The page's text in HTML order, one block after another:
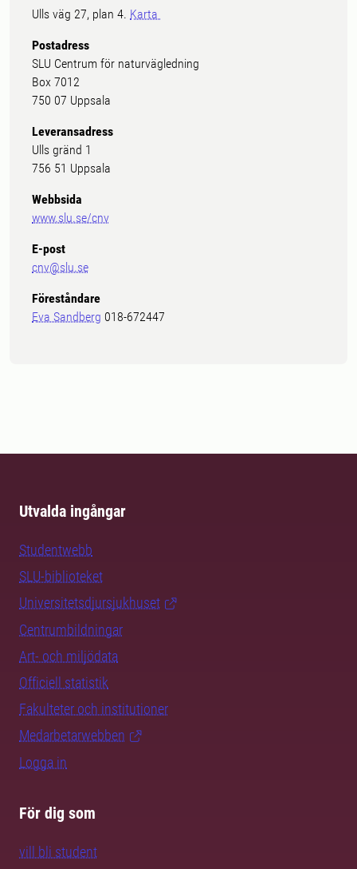
Ulls väg 27, plan 4. Karta
Postadress
SLU Centrum för naturvägledning
Box 7012
750 07 Uppsala
Leveransadress
Ulls gränd 1
756 51 Uppsala
Webbsida
www.slu.se/cnv
E-post
cnv@slu.se
Föreståndare
Eva Sandberg 018-672447
Utvalda ingångar
Studentwebb
SLU-biblioteket
Universitetsdjursjukhuset
Centrumbildningar
Art- och miljödata
Officiell statistik
Fakulteter och institutioner
Medarbetarwebben
Logga in
För dig som
vill bli student